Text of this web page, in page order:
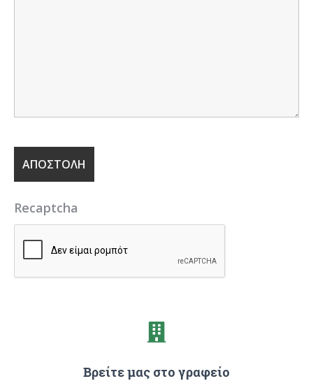
Recaptcha
Βρείτε μας στο γραφείο